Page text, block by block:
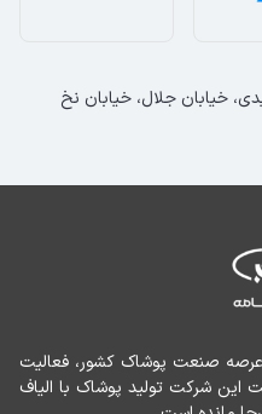
خیابان جلال، خیابان نخ